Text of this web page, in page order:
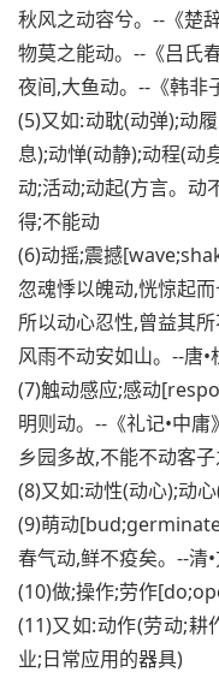
秋风之动容兮。--《楚辞
物莫之能动。--《吕氏
夜间,大鱼动。--《韩非
(5)又如:动耽(动弹);动
息);动惮(动静);动程(动
动;活动;动起(方言。动
得;不能动
(6)动摇;震撼
忽魂悸以魄动,恍惊起
所以动心忍性,曾益其所
风雨不动安如山。--唐•
(7)触动感应;感动
明则动。--《礼记•中庸
乡园多故,不能不动客
(8)又如:动性(动心);动
(9)萌动
春气动,鲜不疫矣。--清
(10)做;操作;劳作
(11)又如:动作(劳动;耕
业;日常应用的器具)